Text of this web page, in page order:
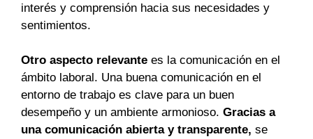
interés y comprensión hacia sus necesidades y
sentimientos.
Otro aspecto relevante es la comunicación en el
ámbito laboral. Una buena comunicación en el
entorno de trabajo es clave para un buen
desempeño y un ambiente armonioso. Gracias a
una comunicación abierta y transparente, se